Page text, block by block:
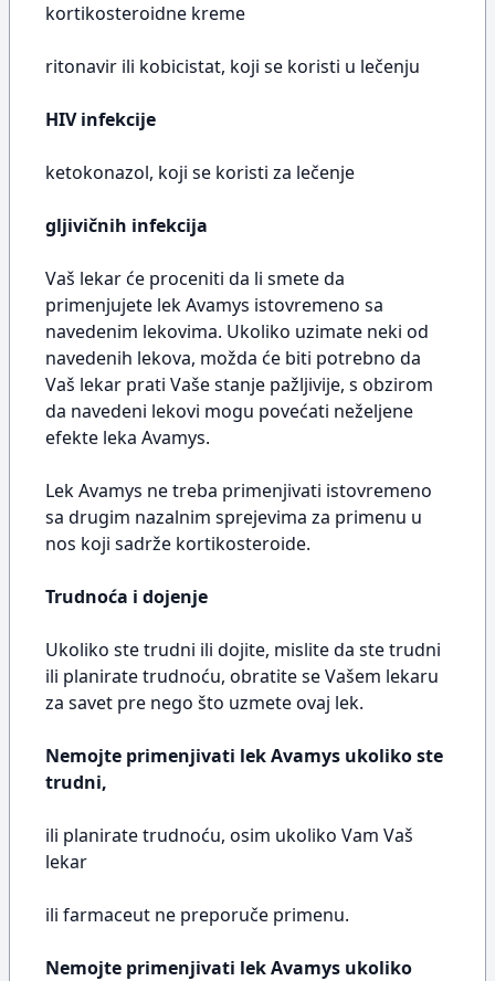
kortikosteroidne kreme
ritonavir ili kobicistat, koji se koristi u lečenju
HIV infekcije
ketokonazol, koji se koristi za lečenje
gljivičnih infekcija
Vaš lekar će proceniti da li smete da
primenjujete lek Avamys istovremeno sa
navedenim lekovima. Ukoliko uzimate neki od
navedenih lekova, možda će biti potrebno da
Vaš lekar prati Vaše stanje pažljivije, s obzirom
da navedeni lekovi mogu povećati neželjene
efekte leka Avamys.
Lek Avamys ne treba primenjivati istovremeno
sa drugim nazalnim sprejevima za primenu u
nos koji sadrže kortikosteroide.
Trudnoća i dojenje
Ukoliko ste trudni ili dojite, mislite da ste trudni
ili planirate trudnoću, obratite se Vašem lekaru
za savet pre nego što uzmete ovaj lek.
Nemojte primenjivati lek Avamys ukoliko ste
trudni,
ili planirate trudnoću, osim ukoliko Vam Vaš
lekar
ili farmaceut ne preporuče primenu.
Nemojte primenjivati lek Avamys ukoliko